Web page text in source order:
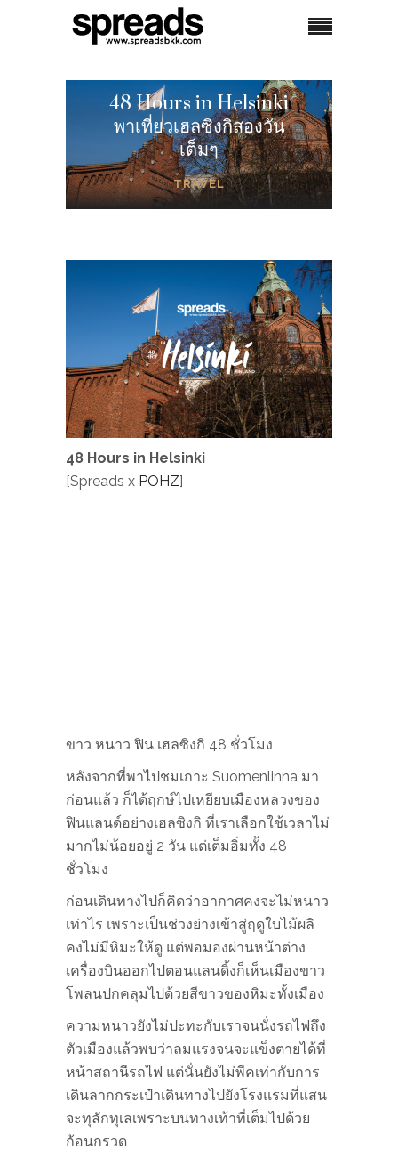
48 Hours in Helsinki
พาเที่ยวเฮลซิงกิสองวัน
เต็มๆ
TRAVEL
48 Hours in Helsinki
[Spreads x POHZ]
ขาว หนาว ฟิน เฮลซิงกิ 48 ชั่วโมง
หลังจากที่พาไปชมเกาะ Suomenlinna มา
ก่อนแล้ว ก็ได้ฤกษ์ไปเหยียบเมืองหลวงของ
ฟินแลนด์อย่างเฮลซิงกิ ที่เราเลือกใช้เวลาไม่
มากไม่น้อยอยู่ 2 วัน แต่เต็มอิ่มทั้ง 48
ชั่วโมง
ก่อนเดินทางไปก็คิดว่าอากาศคงจะไม่หนาว
เท่าไร​ เพราะเป็นช่วงย่างเข้าสู่ฤดูใบไม้ผลิ
คงไม่มีหิมะให้ดู แต่พอมองผ่านหน้าต่าง
เครื่องบินออกไปตอนแลนดิ้งก็เห็นเมืองขาว
โพลนปกคลุมไปด้วยสีขาวของหิมะทั้งเมือง
ความหนาวยังไม่ปะทะกับเราจนนั่งรถไฟถึง
ตัวเมืองแล้วพบว่าลมแรงจนจะแข็งตายได้ที่
หน้าสถานีรถไฟ แต่นั่นยังไม่พีคเท่ากับการ
เดินลากกระเป๋าเดินทางไปยังโรงแรมที่แสน
จะทุลักทุเลเพราะบนทางเท้าที่เต็มไปด้วย
ก้อนกรวด